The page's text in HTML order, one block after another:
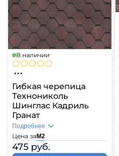
В наличии
Гибкая черепица
Технониколь
Шинглас Кадриль
Гранат
Цена за М2
475 руб.
Подробнее